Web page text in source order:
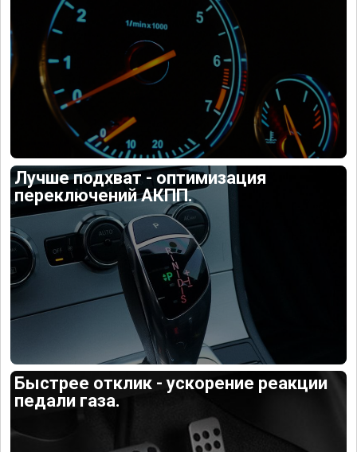
Лучше подхват - оптимизация
переключений АКПП.
Быстрее отклик - ускорение реакции
педали газа.